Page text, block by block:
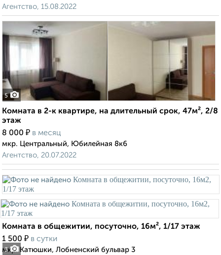
Агентство, 15.08.2022
5
Комната в 2-к квартире, на длительный срок, 47м², 2/8
этаж
8 000 ₽ в месяц
мкр. Центральный, Юбилейная 8к6
Агентство, 20.07.2022
3
Комната в общежитии, посуточно, 16м², 1/17 этаж
1 500 ₽ в сутки
мкр. Катюшки, Лобненский бульвар 3